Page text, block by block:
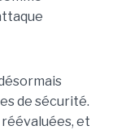
de sécurité.
et